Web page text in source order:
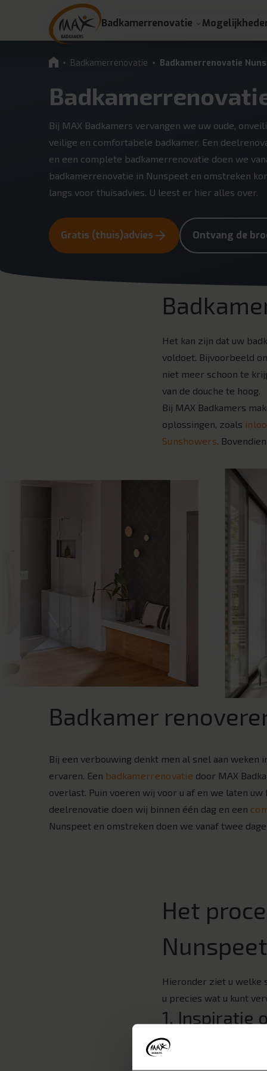
Badkamerrenovatie
Badkamerrenovatie Badkamerrenovatie
Bij MAX Badkamers vervangen we uw oude,
veilige en comfortabele badkamer. Een
en een complete badkamerrenovatie doen we
badkamerrenovatie in Nunspeet en omstreken
langs voor thuisadvies. U leest er hier alles over.
Gratis (thuis)advies Ontvang de
Het kan zijn dat uw
voldoet. Bijvoorbeeld
niet meer schoon te
van de douche te hoog.
Bij MAX Badkamers
oplossingen, zoals
Sunshowers.
Badkamer
Bij een verbouwing denkt men al snel aan weken
ervaren. Een badkamerrenovatie door MAX
overlast. Puin voeren wij voor u af en we laten uw
deelrenovatie doen wij binnen één dag en een
Nunspeet en omstreken doen we vanaf twee
Het
Nunspeet
Hieronder ziet u welke
u precies wat u kunt
1. Inspiratie
Een nieuwe badkamer
op weg. Bekijk